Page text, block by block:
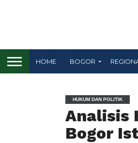
HOME BOGOR
HUKUM DAN POLITIK
Analisis
Bogor